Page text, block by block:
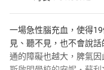
一場急性腦充血，使得
見、聽不見，也不會說
通的障礙也越大，脾氣